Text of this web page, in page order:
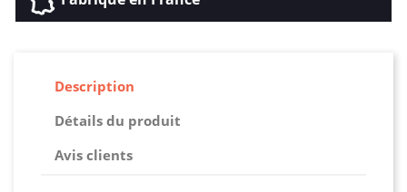
Description
Détails du produit
Avis clients